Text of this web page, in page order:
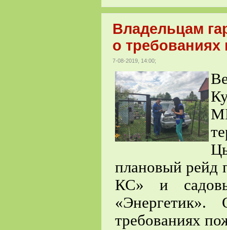
Владельцам
о
7-08-2019, 14:00;
плановый рейд
КС» и
требованиях